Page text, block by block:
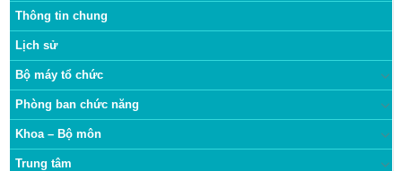
Thông tin chung
Lịch sử
Bộ máy tổ chức
Phòng ban chức năng
Khoa – Bộ môn
Trung tâm